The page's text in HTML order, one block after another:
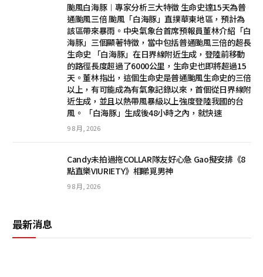
颱風白海豚︱專家分析三大特徵 生命史達15天為普
通颱風三倍 颱風「白海豚」直撲華東地區，預計為
該區帶來暴雨。中央氣象台首席預報員董林介紹「白
海豚」三個顯著特徵，當中包括普通颱風三倍的超長
生命史 「白海豚」在日界線附近生成，登陸前移動
的路徑長度超過了6000公里，生命史也即將超過15
天。董林指出，這個生命史是普通颱風生命史的三倍
以上，有可能成為有氣象記錄以來，首個從日界線附
近生成，並且以熱帶風暴級以上強度登陸我國的台
風。 「白海豚」生成後48小時之內，就快速
9 8 月, 2026
Candy未拍過拖COLLAR隊友好心急 Gao擬安排《8
點直樂VIURIETY》相睇覓男神
9 8 月, 2026
最新消息